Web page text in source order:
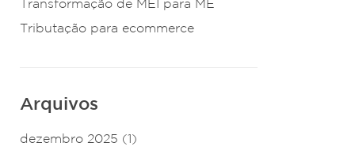
Transformação de MEI para ME
Tributação para ecommerce
Arquivos
dezembro 2025 (1)